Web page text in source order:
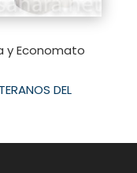
y Economato
DEL